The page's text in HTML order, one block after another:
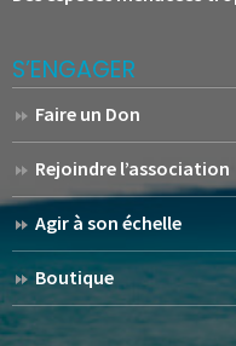
S’ENGAGER
Faire un Don
Rejoindre l’association
Agir à son échelle
Boutique